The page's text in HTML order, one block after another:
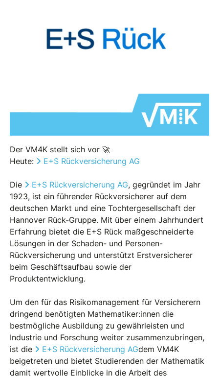
Der VM4K stellt sich vor 🚀
Heute:
E+S Rückversicherung AG
Die E+S Rückversicherung AG, gegründet im Jahr
1923, ist ein führender Rückversicherer auf dem
deutschen Markt und eine Tochtergesellschaft der
Hannover Rück-Gruppe. Mit über einem Jahrhundert
Erfahrung bietet die E+S Rück maßgeschneiderte
Lösungen in der Schaden- und Personen-
Rückversicherung und unterstützt Erstversicherer
beim Geschäftsaufbau sowie der
Produktentwicklung.
Um den für das Risikomanagement für Versicherern
dringend benötigten Mathematiker:innen die
bestmögliche Ausbildung zu gewährleisten und
Industrie und Forschung weiter zusammenzubringen,
ist die
E+S Rückversicherung AGdem VM4K
beigetreten und bietet Studierenden der Mathematik
damit wertvolle Einblicke in die Arbeit des